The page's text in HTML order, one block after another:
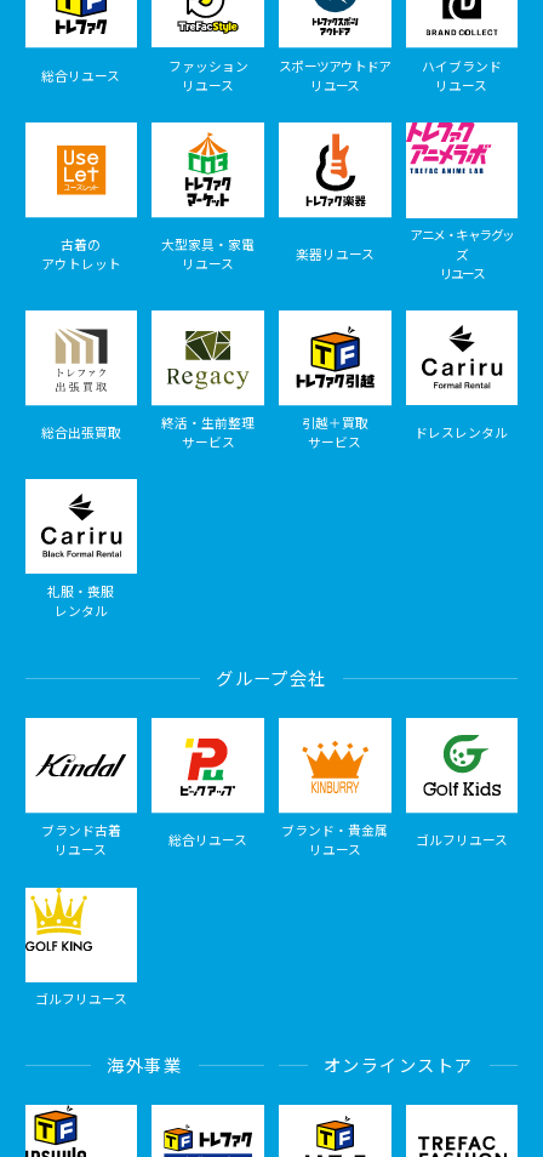
総合リユース
ファッション
リユース
スポーツアウトドア
リユース
ハイブランド
リユース
古着の
アウトレット
大型家具・家電
リユース
楽器リユース
アニメ・キャラグッ
ズ
リユース
総合出張買取
終活・生前整理
サービス
引越＋買取
サービス
ドレスレンタル
礼服・喪服
レンタル
グループ会社
ブランド古着
リユース
総合リユース
ブランド・貴金属
リユース
ゴルフリユース
ゴルフリユース
海外事業 オンラインストア